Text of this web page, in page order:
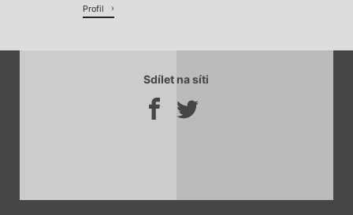
Profil
Sdílet na síti